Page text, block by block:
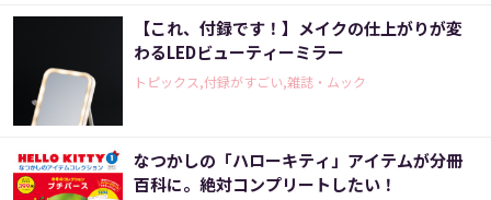
【これ、付録です！】メイクの仕上がりが変
わるLEDビューティーミラー
トピックス,付録がすごい,雑誌・ムック
なつかしの「ハローキティ」アイテムが分冊
百科に。絶対コンプリートしたい！